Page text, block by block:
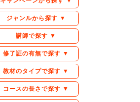
ジャンルから探す ▼
講師で探す ▼
修了証の有無で探す ▼
教材のタイプで探す ▼
コースの長さで探す ▼